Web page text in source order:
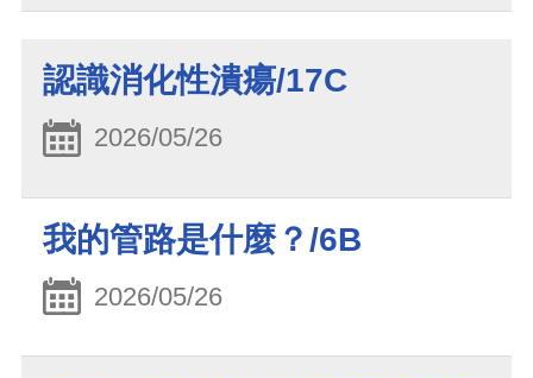
認識消化性潰瘍/17C
2026/05/26
我的管路是什麼？/6B
2026/05/26